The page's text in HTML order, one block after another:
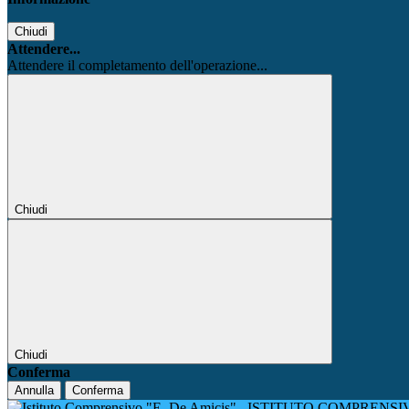
Chiudi
Attendere...
Attendere il completamento dell'operazione...
Chiudi
Chiudi
Conferma
Annulla Conferma